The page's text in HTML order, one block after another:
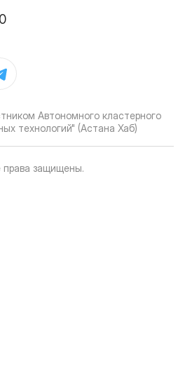
Автономного кластерного
технологий" (Астана Хаб)
права защищены.